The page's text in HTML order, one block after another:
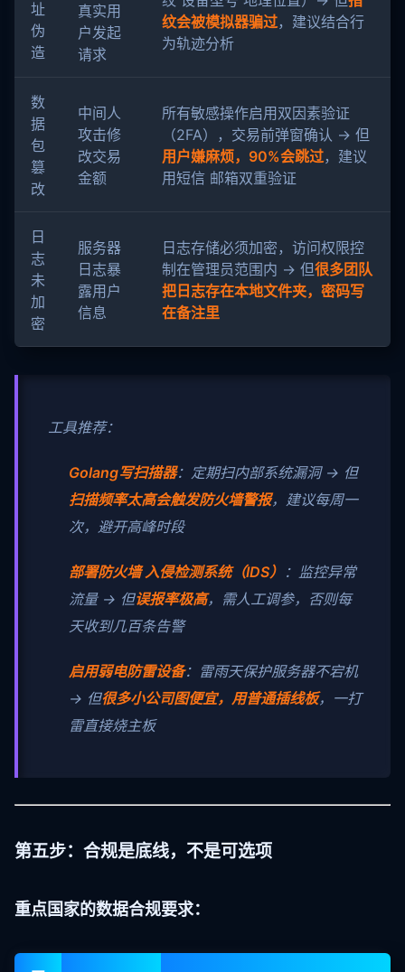
址
伪
造
真实用
户发起
请求
纹会被模拟器骗过，建议结合行
为轨迹分析
数
据
包
篡
改
中间人
攻击修
改交易
金额
所有敏感操作启用双因素验证
（2FA），交易前弹窗确认 → 但
用户嫌麻烦，90%会跳过，建议
用短信 邮箱双重验证
日
志
未
加
密
服务器
日志暴
露用户
信息
日志存储必须加密，访问权限控
制在管理员范围内 → 但很多团队
把日志存在本地文件夹，密码写
在备注里
️ 工具推荐：
Golang写扫描器：定期扫内部系统漏洞 → 但
扫描频率太高会触发防火墙警报，建议每周一
次，避开高峰时段
部署防火墙 入侵检测系统（IDS） ：监控异常
流量 → 但误报率极高，需人工调参，否则每
天收到几百条告警
启用弱电防雷设备：雷雨天保护服务器不宕机
→ 但很多小公司图便宜，用普通插线板，一打
雷直接烧主板
第五步：合规是底线，不是可选项
重点国家的数据合规要求：